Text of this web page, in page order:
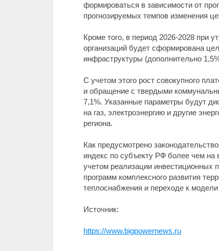
формироваться в зависимости от
прогнозируемых темпов изменения
Кроме того, в период 2026-2028 при
организаций будет сформирована
инфраструктуры (дополнительно
С учетом этого рост совокупного
и обращение с твердыми
7,1%. Указанные параметры будут
на газ, электроэнергию и другие
региона.
Как предусмотрено
индекс по субъекту РФ более чем
учетом реализации инвестиционных
программ комплексного развития
теплоснабжения и переходе к
Источник:
https://www.bigpowernews.ru